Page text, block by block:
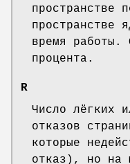
пространстве
пространстве
время работы.
процента.
R
Число лёгких
отказов
которые
отказ), но на